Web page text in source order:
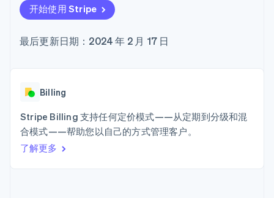
灵活的 UI 组件
Payment
接入 125+ 种支
付方式
线下支付
Boost
化
Link
加速结账
Revenue
Recognition
Stripe Sigma
自定义报告
数据同步
交易市场
资金管理
SaaS
AI 企业
创作者经济
发行稳定币支持的支付卡
通过智能体配置和管理服
代码示例
开发者博客
公司
产品路线图
联系
成为合作伙伴
开始使用 Stripe
最后更新日期：2024 年 2 月 17 日
Billing
Stripe Billing 支持任何定价模式——从定期到分级和混
合模式——帮助您以自己的方式管理客户。
了解更多